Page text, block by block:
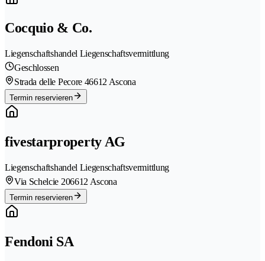
Cocquio & Co.
Liegenschaftshandel Liegenschaftsvermittlung
Geschlossen
Strada delle Pecore 46612 Ascona
Termin reservieren
fivestarproperty AG
Liegenschaftshandel Liegenschaftsvermittlung
Via Schelcie 206612 Ascona
Termin reservieren
Fendoni SA